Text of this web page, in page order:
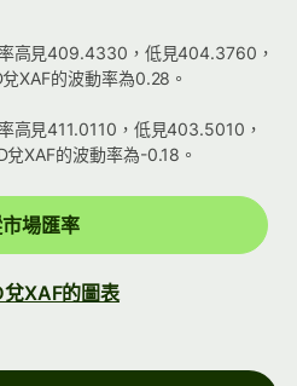
高見409.4330，低見404.3760，
XAF的波動率為0.28。
高見411.0110，低見403.5010，
XAF的波動率為-0.18。
場匯率
XAF的圖表